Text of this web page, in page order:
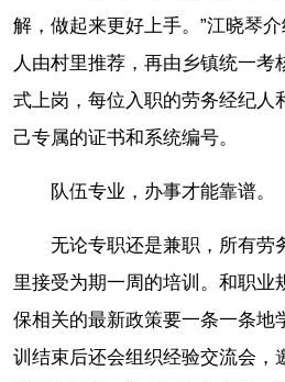
解，做起来更好上手。”江晓琴
人由村里推荐，再由乡镇统一考
式上岗，每位入职的劳务经纪人
己专属的证书和系统编号。
队伍专业，办事才能靠谱。
无论专职还是兼职，所有劳
里接受为期一周的培训。和职业
保相关的最新政策要一条一条地
训结束后还会组织经验交流会，